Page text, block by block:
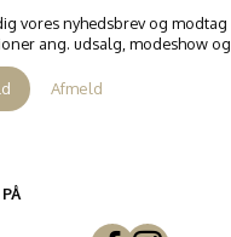
vores nyhedsbrev og modtag
ang. udsalg, modeshow
Afmeld